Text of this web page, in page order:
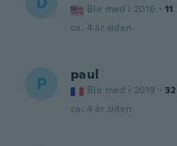
Ble med i 2016 · 11
ca. 4 år siden
P paul
Ble med i 2019 · 32
ca. 4 år siden